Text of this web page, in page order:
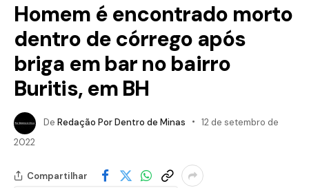
Homem é encontrado morto
dentro de córrego após
briga em bar no bairro
Buritis, em BH
De Redação Por Dentro de Minas
12 de setembro de
2022
Compartilhar